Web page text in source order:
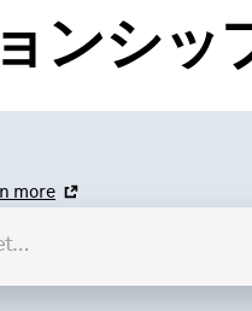
ンシッ
more